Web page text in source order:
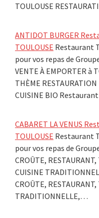
TOULOUSE
ANTIDOT BURGER
TOULOUSE Restaurant
pour vos repas de
VENTE À EMPORTER à
THÈME
CUISINE BIO
CABARET LA VENUS
TOULOUSE Restaurant
pour vos repas de
CROÛTE,
CUISINE
CROÛTE,
TRADITIONNELLE,…